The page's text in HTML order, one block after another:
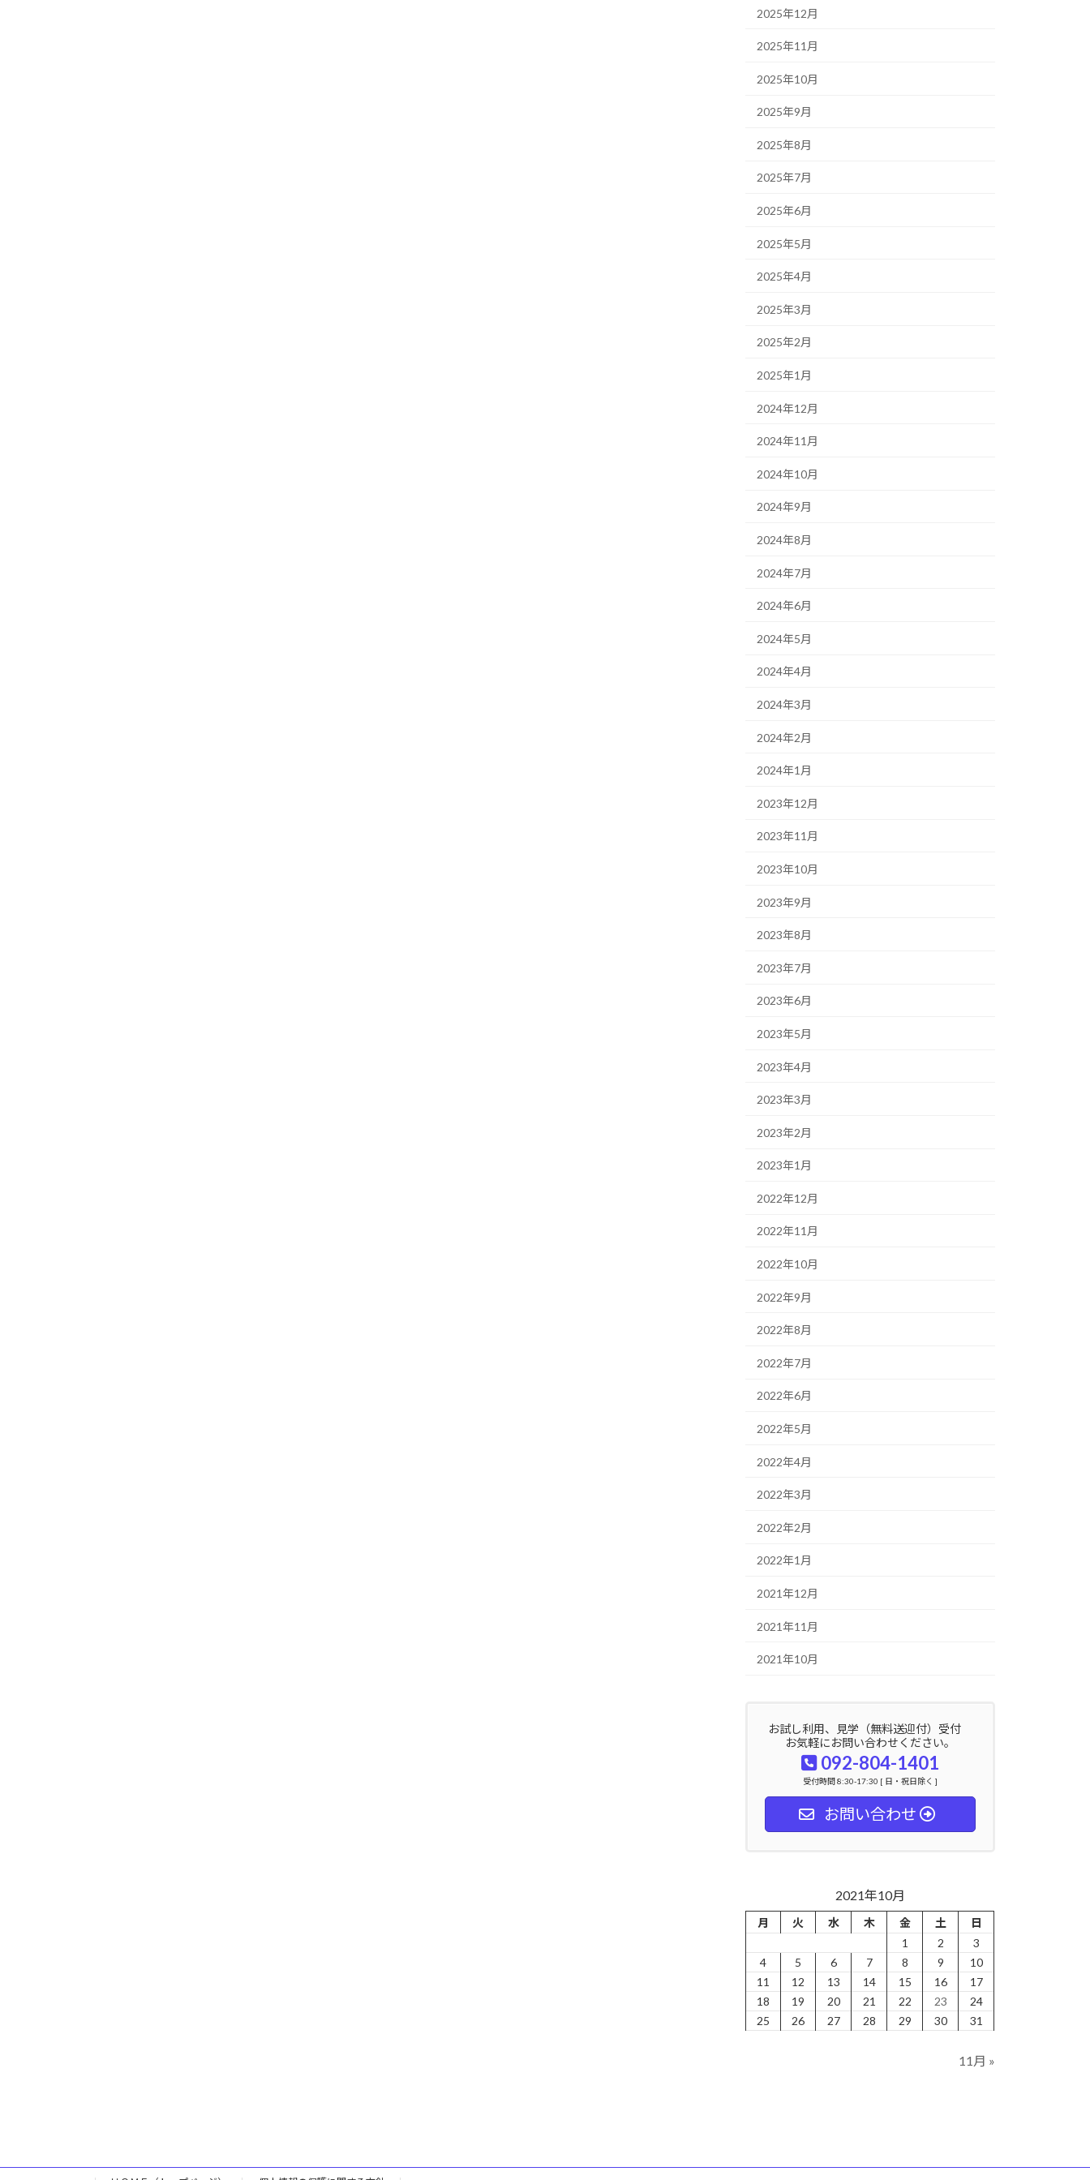
2025年12月
2025年11月
2025年10月
2025年9月
2025年8月
2025年7月
2025年6月
2025年5月
2025年4月
2025年3月
2025年2月
2025年1月
2024年12月
2024年11月
2024年10月
2024年9月
2024年8月
2024年7月
2024年6月
2024年5月
2024年4月
2024年3月
2024年2月
2024年1月
2023年12月
2023年11月
2023年10月
2023年9月
2023年8月
2023年7月
2023年6月
2023年5月
2023年4月
2023年3月
2023年2月
2023年1月
2022年12月
2022年11月
2022年10月
2022年9月
2022年8月
2022年7月
2022年6月
2022年5月
2022年4月
2022年3月
2022年2月
2022年1月
2021年12月
2021年11月
2021年10月
お試し利用、見学（無料送迎付）受付
お気軽にお問い合わせください。
092-804-1401
受付時間 8:30-17:30 [ 日・祝日除く ]
お問い合わせ
2021年10月
月 火 水 木 金 土
日
1
2
3
4
5 6 7 8 9
10
11
12 13 14 15 16
17
18
19 20 21 22 23
24
25
26 27 28 29 30 31
11月 »